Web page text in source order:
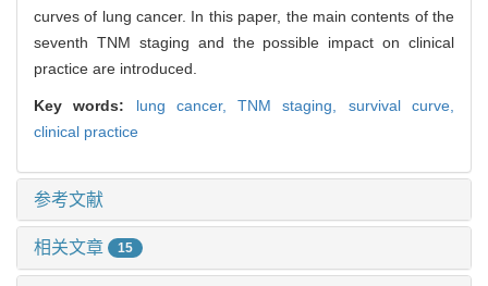
curves of lung cancer. In this paper, the main contents of the
seventh TNM staging and the possible impact on clinical
practice are introduced.
Key words: lung cancer,TNM staging, survival curve,
clinical practice
参考文献
相关文章 15